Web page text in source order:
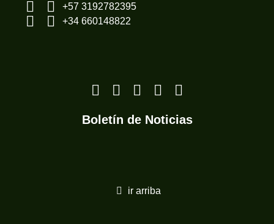
+57 3192782395
+34 660148822
Boletín de Noticias
ir arriba